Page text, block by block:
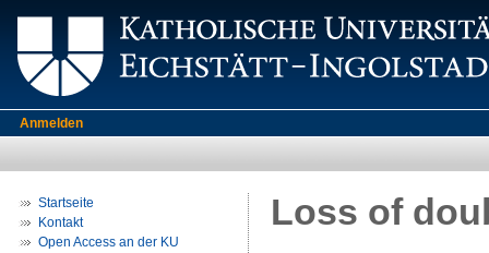
Anmelden
Startseite
Kontakt
Open Access an der KU
Loss of